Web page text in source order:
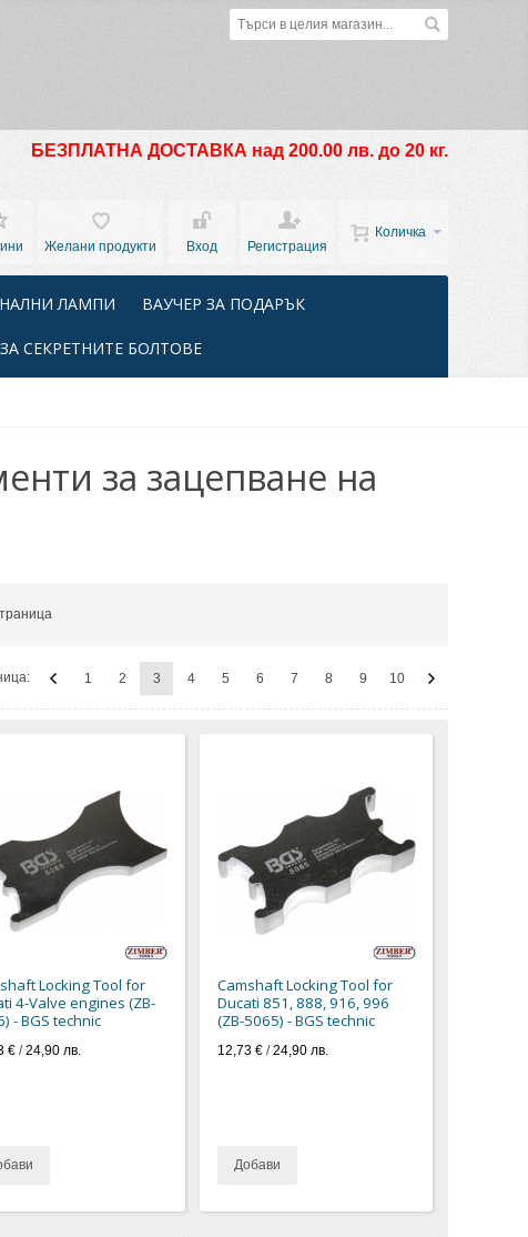
БЕЗПЛАТНА ДОСТАВКА над 200.00 лв. до 20 кг.
Количка
Желани продукти Вход Регистрация
ЛАМПИ ВАУЧЕР ЗА ПОДАРЪК
СЕКРЕТНИТЕ БОЛТОВЕ
за зацепване на
1 2 3 4 5 6 7 8 9 10
Locking Tool for
4-Valve engines (ZB-
- BGS technic
€/24,90 лв.
Camshaft Locking Tool for
Ducati 851, 888, 916, 996
(ZB-5065) - BGS technic
12,73 € /24,90 лв.
Добави